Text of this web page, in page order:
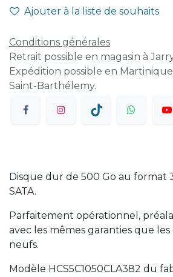
Ajouter à la liste de souhaits
Conditions générales
Retrait possible en magasin à
Expédition possible en
Saint-Barthélemy.
Disque dur de 500 Go au format
SATA.
Parfaitement opérationnel,
avec les mêmes garanties que
neufs.
Modèle HCS5C1050CLA382 du